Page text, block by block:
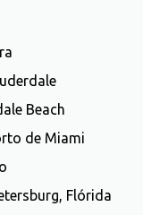
Beach
de Miami
Flórida